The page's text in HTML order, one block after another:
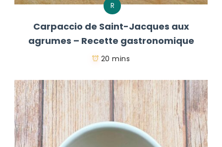
R
Carpaccio de Saint-Jacques aux
agrumes – Recette gastronomique
20 mins